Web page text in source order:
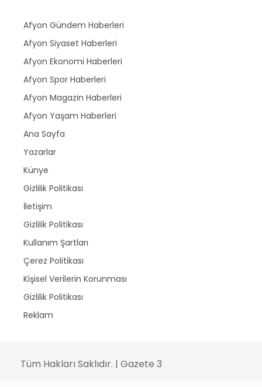
Afyon Gündem Haberleri
Afyon Siyaset Haberleri
Afyon Ekonomi Haberleri
Afyon Spor Haberleri
Afyon Magazin Haberleri
Afyon Yaşam Haberleri
Ana Sayfa
Yazarlar
Künye
Gizlilik Politikası
İletişim
Gizlilik Politikası
Kullanım Şartları
Çerez Politikası
Kişisel Verilerin Korunması
Gizlilik Politikası
Reklam
Tüm Hakları Saklıdır. | Gazete 3